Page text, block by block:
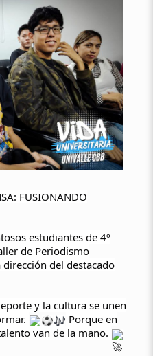
FUSIONANDO
estudiantes de 4º
de Periodismo
del destacado
y la cultura se unen
Porque en
van de la mano.